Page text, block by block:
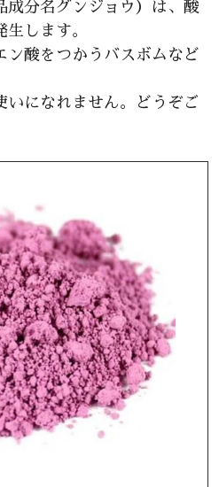
成分名グンジョウ）は、酸
します。
ン酸をつかうバスボムなど
いになれません。どうぞご